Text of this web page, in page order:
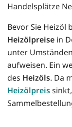
Handelsplätze
Bevor Sie Heizöl
Heizölpreise in
unter
aufweisen. Ein
des Heizöls. Da
Heizölpreis